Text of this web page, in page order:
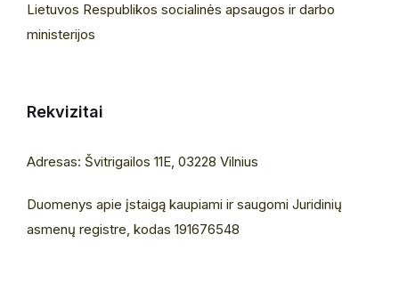
Lietuvos Respublikos socialinės apsaugos ir darbo
ministerijos
Rekvizitai
Adresas: Švitrigailos 11E, 03228 Vilnius
Duomenys apie įstaigą kaupiami ir saugomi Juridinių
asmenų registre, kodas 191676548